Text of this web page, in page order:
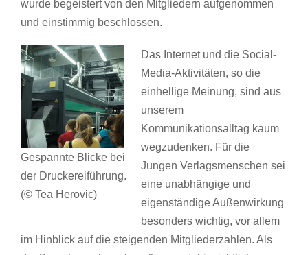
wurde begeistert von den Mitgliedern aufgenommen
und einstimmig beschlossen.
Gespannte Blicke bei
der Druckereiführung.
(© Tea Herovic)
Das Internet und die Social-
Media-Aktivitäten, so die
einhellige Meinung, sind aus
unserem
Kommunikationsalltag kaum
wegzudenken. Für die
Jungen Verlagsmenschen sei
eine unabhängige und
eigenständige Außenwirkung
besonders wichtig, vor allem
im Hinblick auf die steigenden Mitgliederzahlen. Als